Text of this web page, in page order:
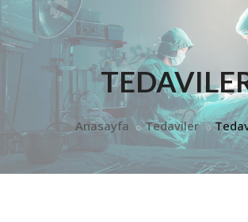
Anasayfa Tedaviler